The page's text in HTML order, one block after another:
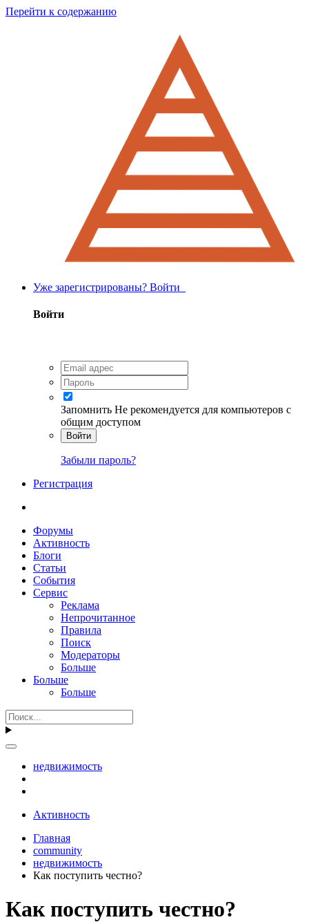
Перейти к содержанию
Уже зарегистрированы? Войти
Войти
Запомнить Не рекомендуется для компьютеров с
общим доступом
Войти
Забыли пароль?
Регистрация
Форумы
Активность
Блоги
Статьи
События
Сервис
Реклама
Непрочитанное
Правила
Поиск
Модераторы
Больше
Больше
Больше
недвижимость
Активность
Главная
community
недвижимость
Как поступить честно?
Как поступить честно?